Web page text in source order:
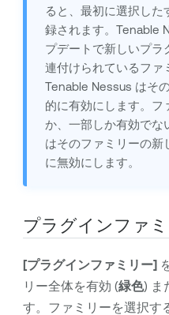
ると、最初に選択した
録されます。 Tenable
プデートで新しいプラ
連付けられているファ
Tenable Nessus はそ
的に有効にします。フ
か、一部しか有効でな
はそのファミリーの新
に無効にします。
プラグインファ
[プラグインファミリー]
リー全体を有効 (緑色) ま
す。ファミリーを選択す